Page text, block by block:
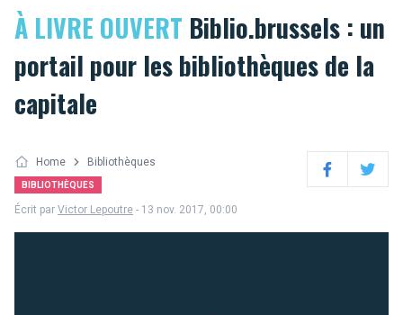
À LIVRE OUVERT Biblio.brussels : un
portail pour les bibliothèques de la
capitale
Home Bibliothèques
BIBLIOTHÈQUES FacebookTwitter
Écrit par Victor Lepoutre - 13 nov. 2017, 00:00